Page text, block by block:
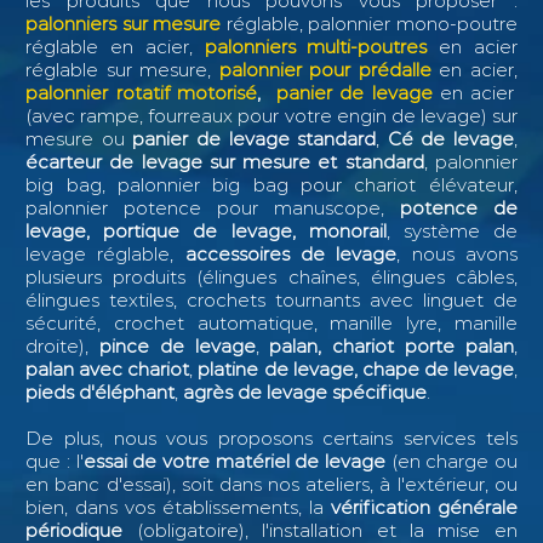
palonniers sur mesure réglable, palonnier mono-poutre
réglable en acier,palonniers multi-poutres en acier
réglable sur mesure, palonnier pour prédalle en acier,
palonnier rotatif motorisé, panier de levage en acier
(avec rampe, fourreaux pour votre engin de levage) sur
mesure ou panier de levage standard, Cé de levage,
écarteur de levage sur mesure et standard, palonnier
big bag, palonnier big bag pour chariot élévateur,
palonnier potence pour manuscope, potence de
levage, portique de levage, monorail, système de
levage réglable, accessoires de levage, nous avons
plusieurs produits (élingues chaînes, élingues câbles,
élingues textiles, crochets tournants avec linguet de
sécurité, crochet automatique, manille lyre, manille
droite), pince de levage, palan, chariot porte palan,
palan avec chariot, platine de levage, chape de levage,
pieds d'éléphant, agrès de levage spécifique.
De plus, nous vous proposons certains services tels
que : l'essai de votre matériel de levage (en charge ou
en banc d'essai), soit dans nos ateliers, à l'extérieur, ou
bien, dans vos établissements, la vérification générale
périodique (obligatoire), l'installation et la mise en